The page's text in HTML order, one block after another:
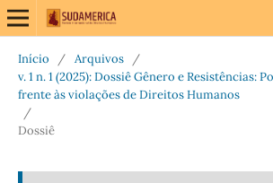
Início / Arquivos
/
v. 1 n. 1 (2025): Dossiê Gênero e Resistências:
frente às violações de Direitos Humanos
/
Dossiê